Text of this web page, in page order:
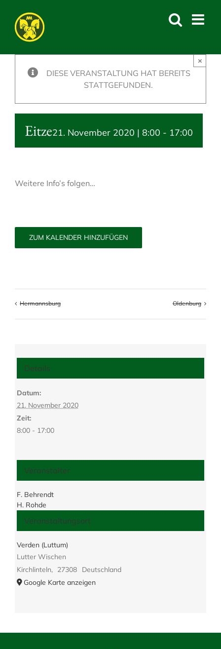
content
DIESE VERANSTALTUNG HAT BEREITS
STATTGEFUNDEN.
×
Eitze21. November 2020 | 8:00 - 17:00
Weitere Info’s folgen…
ZUM KALENDER HINZUFÜGEN
Hermannsburg Oldenburg
Details
Datum:
21. November 2020
Zeit:
8:00 - 17:00
Veranstaltungsort
Verden (Luttum)
Lutter Wischen
Kirchlinteln, 27308
Deutschland
Google Karte anzeigen
Veranstalter
F. Behrendt
H. Rohde